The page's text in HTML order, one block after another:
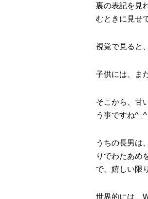
裏の表記を見
むときに見せ
視覚で見ると
子供には、ま
そこから、甘
う事ですね^_^
うちの長男は
りでわたあめ
で、嬉しい限
世界的には、